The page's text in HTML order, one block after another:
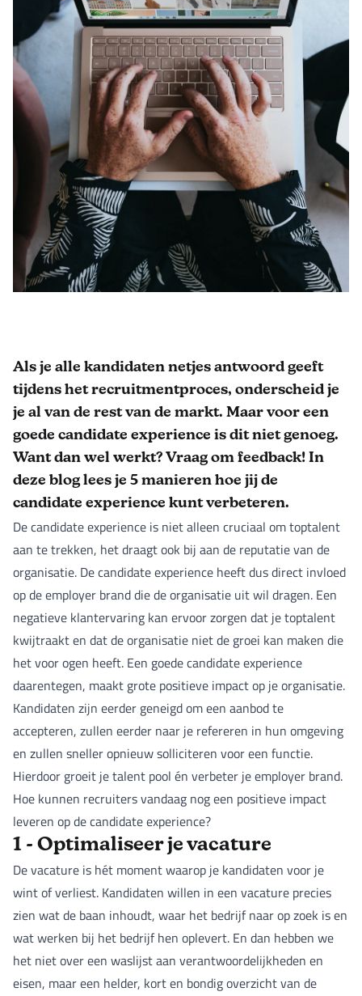
Als je alle kandidaten netjes antwoord geeft
tijdens het recruitmentproces, onderscheid je
je al van de rest van de markt. Maar voor een
goede candidate experience is dit niet genoeg.
Want dan wel werkt? Vraag om feedback! In
deze blog lees je 5 manieren hoe jij de
candidate experience kunt verbeteren.
De candidate experience is niet alleen cruciaal om toptalent
aan te trekken, het draagt ook bij aan de reputatie van de
organisatie. De candidate experience heeft dus direct invloed
op de employer brand die de organisatie uit wil dragen. Een
negatieve klantervaring kan ervoor zorgen dat je toptalent
kwijtraakt en dat de organisatie niet de groei kan maken die
het voor ogen heeft. Een goede candidate experience
daarentegen, maakt grote positieve impact op je organisatie.
Kandidaten zijn eerder geneigd om een aanbod te
accepteren, zullen eerder naar je refereren in hun omgeving
en zullen sneller opnieuw solliciteren voor een functie.
Hierdoor groeit je talent pool én verbeter je employer brand.
Hoe kunnen recruiters vandaag nog een positieve impact
leveren op de candidate experience?
1 - Optimaliseer je vacature
De vacature is hét moment waarop je kandidaten voor je
wint of verliest. Kandidaten willen in een vacature precies
zien wat de baan inhoudt, waar het bedrijf naar op zoek is en
wat werken bij het bedrijf hen oplevert. En dan hebben we
het niet over een waslijst aan verantwoordelijkheden en
eisen, maar een helder, kort en bondig overzicht van de